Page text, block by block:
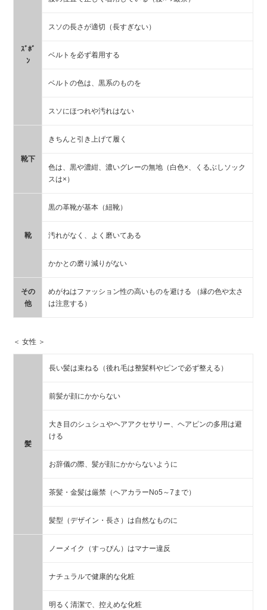
ｽﾞﾎﾞ
ﾝ
スソの長さが適切（長すぎない）
ベルトを必ず着用する
ベルトの色は、黒系のものを
スソにほつれや汚れはない
靴下
きちんと引き上げて履く
色は、黒や濃紺、濃いグレーの無地（白色×、くるぶしソック
スは×）
靴
黒の革靴が基本（紐靴）
汚れがなく、よく磨いてある
かかとの磨り減りがない
その
他
めがねはファッション性の高いものを避ける （縁の色や太さ
は注意する）
＜ 女性 ＞
髪
長い髪は束ねる（後れ毛は整髪料やピンで必ず整える）
前髪が顔にかからない
大き目のシュシュやヘアアクセサリー、ヘアピンの多用は避
ける
お辞儀の際、髪が顔にかからないように
茶髪・金髪は厳禁（ヘアカラーNo5～7まで）
髪型（デザイン・長さ）は自然なものに
ノーメイク（すっぴん）はマナー違反
ナチュラルで健康的な化粧
明るく清潔で、控えめな化粧